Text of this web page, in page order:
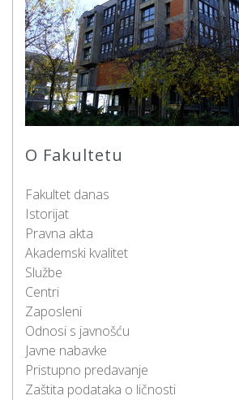
O Fakultetu
Fakultet danas
Istorijat
Pravna akta
Akademski kvalitet
Službe
Centri
Zaposleni
Odnosi s javnošću
Javne nabavke
Pristupno predavanje
Zaštita podataka o ličnosti